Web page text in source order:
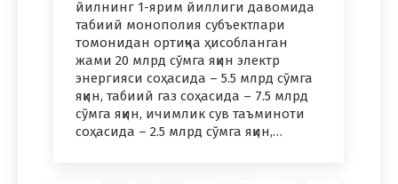
йилнинг 1-ярим йиллиги давомида
табиий монополия субъектлари
томонидан ортиқча ҳисобланган
жами 20 млрд сўмга яқин электр
энергияси соҳасида – 5.5 млрд сўмга
яқин, табиий газ соҳасида – 7.5 млрд
сўмга яқин, ичимлик сув таъминоти
соҳасида – 2.5 млрд сўмга яқин,…